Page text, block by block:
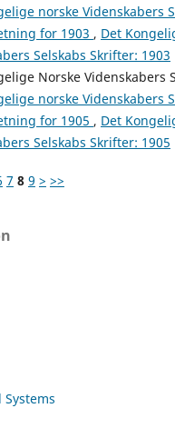
norske Videnskabers
for 1903 , Det
Selskabs Skrifter: 1903
Norske Videnskabers
norske Videnskabers
for 1905 , Det
Selskabs Skrifter: 1905
7 8 9 > >>
Systems